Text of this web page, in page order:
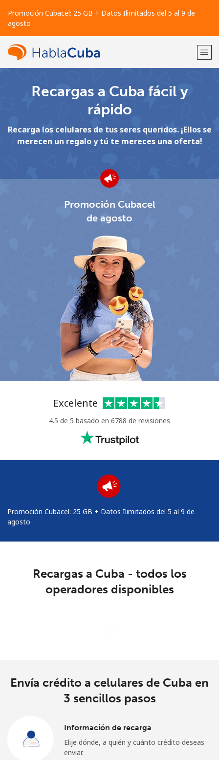
Promoción Cubacel: 25 GB + Datos Ilimitados del 5 al 9 de
agosto
¡Bienvenido!
¿Ya tienes una cuenta?
Regístrate con
o
No se ha creado una contraseña
Mínimo 8 caracteres
Una letra mayúscula y una minúscula
Un caracter especial
Al abrir una cuenta en este sitio web, estoy de acuerdo con
Términos y condiciones.
¡Hola!
¿Olvidaste tu contraseña? →
Iniciar Sesión
Recargas a Cuba fácil y
rápido
Recarga los celulares de tus seres queridos. ¡Ellos se
merecen un regalo y tú te mereces una oferta!
Promoción Cubacel
de agosto
Excelente
4.5 de 5 basado en 6788 de revisiones
Promoción Cubacel: 25 GB + Datos Ilimitados del 5 al 9 de
agosto
Recargas a Cuba - todos los
operadores disponibles
Envía crédito a celulares de Cuba en
3 sencillos pasos
Información de recarga
Elije dónde, a quién y cuánto crédito deseas
enviar.